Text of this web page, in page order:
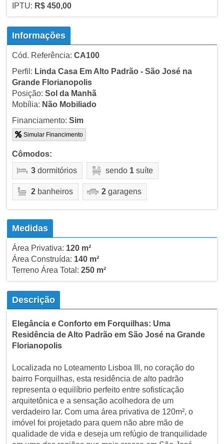
IPTU: R$ 450,00
Informações
Cód. Referência: CA100
Perfil: Linda Casa Em Alto Padrão - São José na
Grande Florianopolis
Posição: Sol da Manhã
Mobília: Não Mobiliado
Financiamento: Sim
Simular Financimento
Cômodos:
3dormitórios sendo 1suíte
2banheiros 2garagens
Medidas
Área Privativa: 120 m²
Área Construída: 140 m²
Terreno Área Total: 250 m²
Descrição
Elegância e Conforto em Forquilhas: Uma
Residência de Alto Padrão em São José na Grande
Florianopolis
Localizada no Loteamento Lisboa III, no coração do
bairro Forquilhas, esta residência de alto padrão
representa o equilíbrio perfeito entre sofisticação
arquitetônica e a sensação acolhedora de um
verdadeiro lar. Com uma área privativa de 120m², o
imóvel foi projetado para quem não abre mão de
qualidade de vida e deseja um refúgio de tranquilidade